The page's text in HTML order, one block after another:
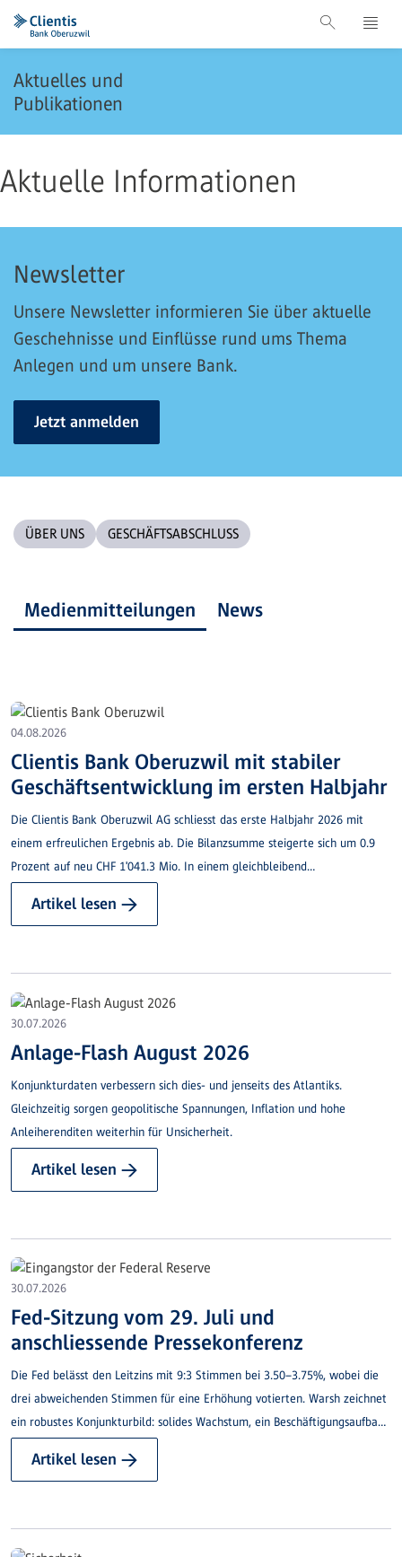
Aktuelles und
Publikationen
Aktuelle Informationen
Newsletter
Unsere Newsletter informieren Sie über aktuelle
Geschehnisse und Einflüsse rund ums Thema
Anlegen und um unsere Bank.
Jetzt anmelden
ÜBER UNS GESCHÄFTSABSCHLUSS
Medienmitteilungen News
04.08.2026
Clientis Bank Oberuzwil mit stabiler
Geschäftsentwicklung im ersten Halbjahr
Die Clientis Bank Oberuzwil AG schliesst das erste Halbjahr 2026 mit
einem erfreulichen Ergebnis ab. Die Bilanzsumme steigerte sich um 0.9
Prozent auf neu CHF 1'041.3 Mio. In einem gleichbleibend
Kundenausleihungen und den Kundengeldern sowie eine stabile
Artikel lesen →
30.07.2026
Anlage-Flash August 2026
Konjunkturdaten verbessern sich dies- und jenseits des Atlantiks.
Gleichzeitig sorgen geopolitische Spannungen, Inflation und hohe
Anleiherenditen weiterhin für Unsicherheit.
Artikel lesen →
30.07.2026
Fed-Sitzung vom 29. Juli und
anschliessende Pressekonferenz
Die Fed belässt den Leitzins mit 9:3 Stimmen bei 3.50–3.75%, wobei die
drei abweichenden Stimmen für eine Erhöhung votierten. Warsh zeichnet
ein robustes Konjunkturbild: solides Wachstum, ein Beschäftigungsaufbau
sinkende Arbeitslosigkeit.
Artikel lesen →